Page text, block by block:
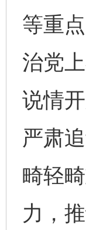
等重
治党
说情
严肃
畸轻
力，